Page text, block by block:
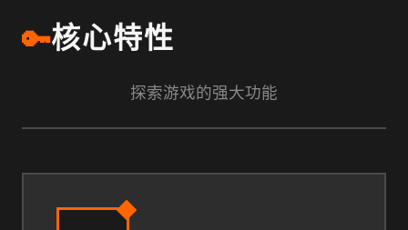
🔑核心特性
探索游戏的强大功能